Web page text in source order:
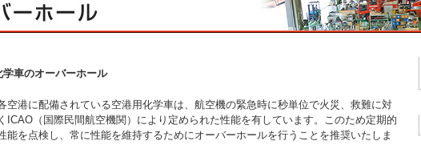
学車のオーバーホール
空港に配備されている空港用化学車は、航空機の緊急時に秒単位で火災、救難に対
ICAO（国際民間航空機関）により定められた性能を有しています。このため定期的
能を点検し、常に性能を維持するためにオーバーホールを行うことを推奨いたしま